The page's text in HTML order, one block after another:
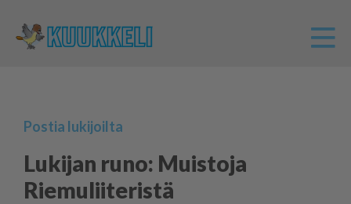
Postia lukijoilta
Lukijan runo: Muistoja
Riemuliiteristä